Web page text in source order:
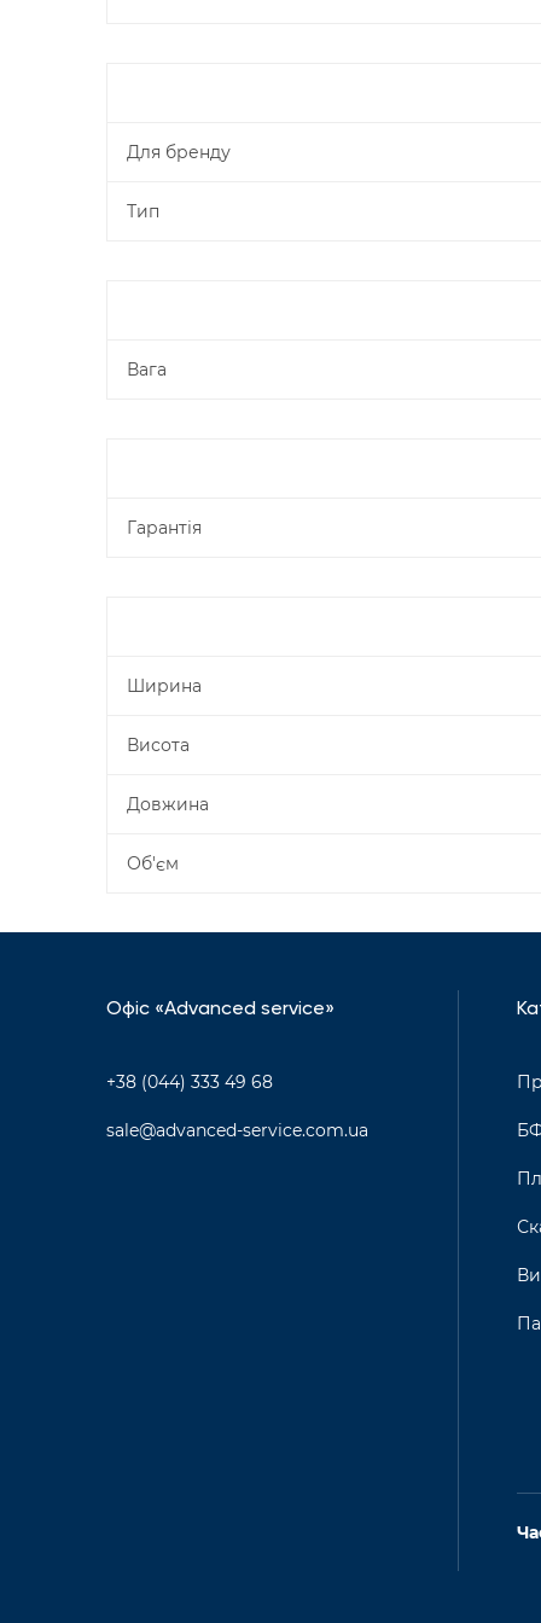
Для бренду
Тип
Вага
Гарантія
Ширина
Висота
Довжина
Об'єм
Офіс «Advanced service»
+38 (044) 333 49 68
sale@advanced-service.com.ua